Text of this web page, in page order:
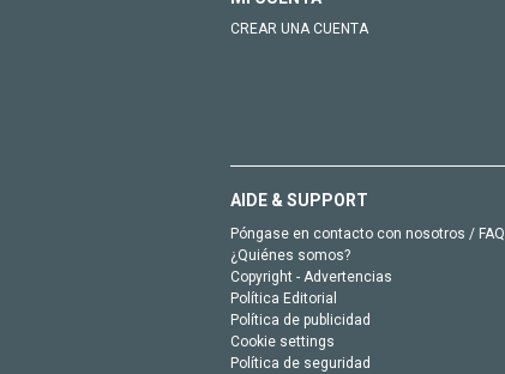
CREAR UNA CUENTA
AIDE & SUPPORT
Póngase en contacto con nosotros / FAQ
¿Quiénes somos?
Copyright - Advertencias
Política Editorial
Política de publicidad
Cookie settings
Política de seguridad